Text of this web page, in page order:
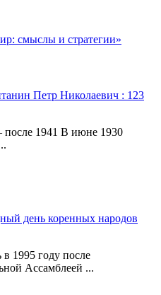
смыслы и стратегии»
Петр Николаевич : 123
после 1941 В июне 1930
день коренных народов
в 1995 году после
Ассамблеей ...